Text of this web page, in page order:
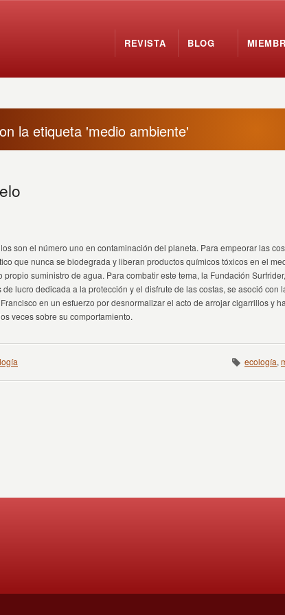
REVISTA BLOG
la etiqueta 'medio ambiente'
son el número uno en contaminación del planeta. Para empeorar las
que nunca se biodegrada y liberan productos químicos tóxicos en el
propio suministro de agua. Para combatir este tema, la Fundación
lucro dedicada a la protección y el disfrute de las costas, se asoció con
en un esfuerzo por desnormalizar el acto de arrojar cigarrillos y
veces sobre su comportamiento.
ecología,